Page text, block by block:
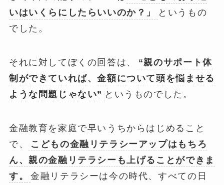
いはいくらにしたらいいのか？」
というもの
でした。
それに対してぼくの回答は、
“親のサポート体
制ができていれば、金額について頭を悩ませる
ような問題じゃない” というものでした。
金融教育を家庭で早いうちからはじめること
で、
こどもの金融リテラシーアップはもちろ
ん、親の金融リテラシーも上げることができま
す。
金融リテラシーは今の時代、すべての日